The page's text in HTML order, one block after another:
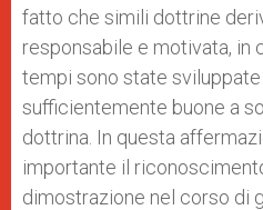
fatto che simili dottrine
responsabile e motivata, in
tempi sono state
sufficientemente buone a
dottrina. In questa
importante il
dimostrazione nel corso di